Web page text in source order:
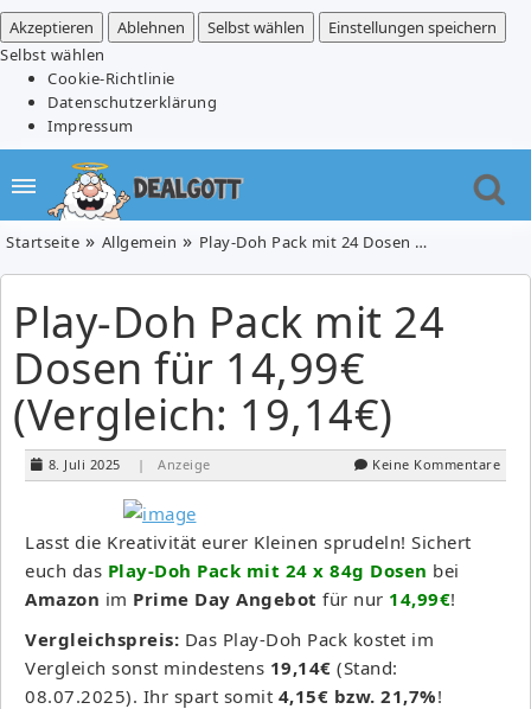
Akzeptieren
Ablehnen Selbst wählen
Einstellungen speichern
Selbst wählen
Cookie-Richtlinie
Datenschutzerklärung
Impressum
Startseite Allgemein Play-Doh Pack mit 24 Dosen für 14,99€ (Vergleich: 19,14€)
Play-Doh Pack mit 24
Dosen für 14,99€
(Vergleich: 19,14€)
8. Juli 2025 | Anzeige Keine Kommentare
Lasst die Kreativität eurer Kleinen sprudeln! Sichert
euch das Play-Doh Pack mit 24 x 84g Dosen bei
Amazon im Prime Day Angebot für nur 14,99€!
Vergleichspreis: Das Play-Doh Pack kostet im
Vergleich sonst mindestens 19,14€ (Stand:
08.07.2025). Ihr spart somit 4,15€ bzw. 21,7%!